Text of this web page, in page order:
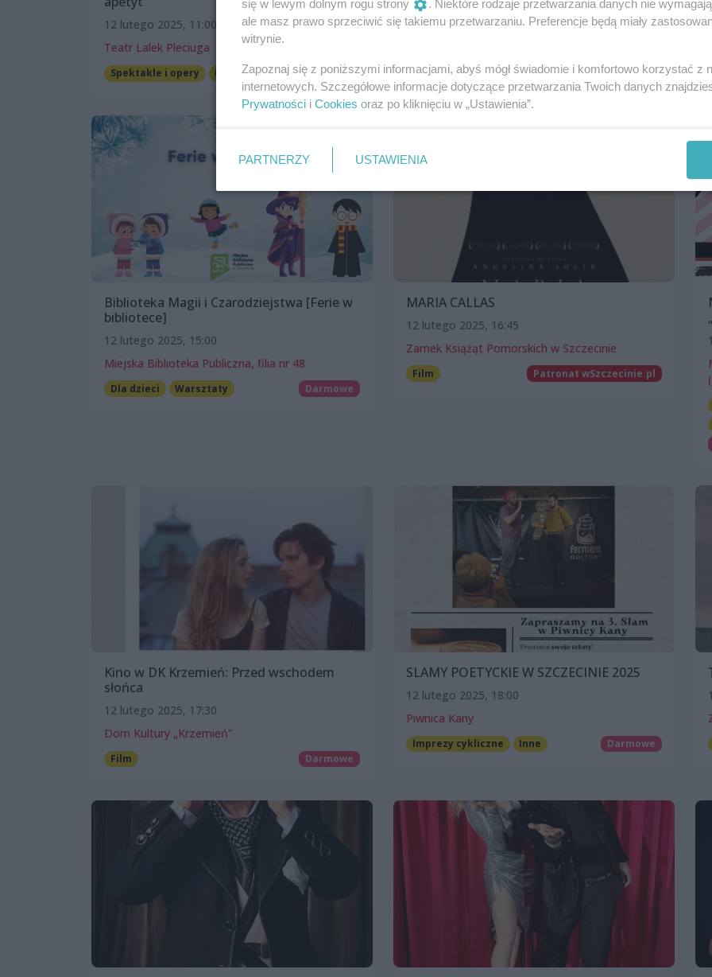
12 lutego 2025, 11:00
Teatr Lalek Pleciuga
Spektakle i opery Dla dzieci
12 lutego 2025, 13:00
Dla dzieci Warsztaty Darmowe
Biblioteka Magii i Czarodziejstwa [Ferie w
bibliotece]
12 lutego 2025, 15:00
Miejska Biblioteka Publiczna, filia nr 48
Dla dzieci Warsztaty Darmowe
MARIA CALLAS
12 lutego 2025, 16:45
Zamek Książąt Pomorskich w Szczecinie
Film Patronat wSzczecinie.pl
Kino w DK Krzemień: Przed wschodem
słońca
12 lutego 2025, 17:30
Dom Kultury „Krzemień”
Film Darmowe
SLAMY POETYCKIE W SZCZECINIE 2025
12 lutego 2025, 18:00
Piwnica Kany
Imprezy cykliczne Inne Darmowe
się w lewym dolnym rogu strony
. Niektóre rodzaje przetwarzania danych nie
ale masz prawo sprzeciwić się takiemu przetwarzaniu. Preferencje będą miały
witrynie.
Zapoznaj się z poniższymi informacjami, abyś mógł świadomie i komfortowo korzystać z
internetowych. Szczegółowe informacje dotyczące przetwarzania Twoich danych
Prywatności i Cookies oraz po kliknięciu w „Ustawienia”.
PARTNERZY USTAWIENIA